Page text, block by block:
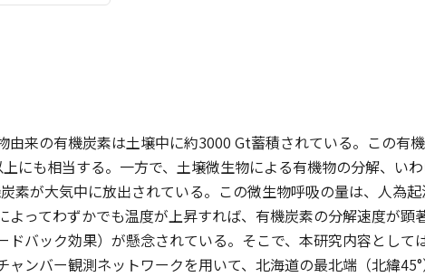
由来の有機炭素は土壌中に約3000 Gt蓄積されている。この有
にも相当する。一方で、土壌微生物による有機物の分解、い
素が大気中に放出されている。この微生物呼吸の量は、人為
よってわずかでも温度が上昇すれば、有機炭素の分解速度が顕
ドバック効果）が懸念されている。そこで、本研究内容とし
ャンバー観測ネットワークを用いて、北海道の最北端（北緯